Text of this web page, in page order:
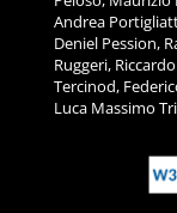
Andrea
Deniel Pession,
Ruggeri,
Tercinod,
Luca Massimo